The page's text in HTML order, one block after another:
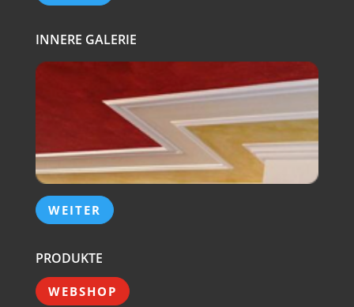
INNERE GALERIE
WEITER
PRODUKTE
WEBSHOP